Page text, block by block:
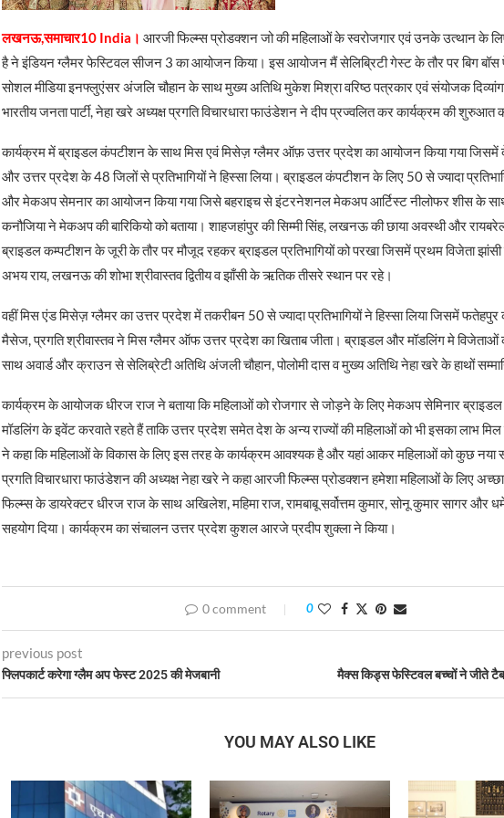
लखनऊ,समाचार10 India। आरजी फिल्म्स प्रोडक्शन जो की महिलाओं के स्वरोजगार एवं उनके उत्थान के
है ने इंडियन ग्लैमर फेस्टिवल सीजन 3 का आयोजन किया। इस आयोजन मैं सेलिब्रिटी गेस्ट के तौर पर बिग बॉस
सोशल मीडिया इनफ्लुएंसर अंजलि चौहान के साथ मुख्य अतिथि मुकेश मिश्रा वरिष्ठ पत्रकार एवं संयोजक
भारतीय जनता पार्टी, नेहा खरे अध्यक्ष प्रगति विचारधारा फाउंडेशन ने दीप प्रज्वलित कर कार्यक्रम की शुरुआत
कार्यक्रम में ब्राइडल कंपटीशन के साथ मिस एवं मिसेज़ ग्लैमर ऑफ़ उत्तर प्रदेश का आयोजन किया गया जिसमें
और उत्तर प्रदेश के 48 जिलों से प्रतिभागियों ने हिस्सा लिया। ब्राइडल कंपटीशन के लिए 50 से ज्यादा
और मेकअप सेमनार का आयोजन किया गया जिसे बहराइच से इंटरनेशनल मेकअप आर्टिस्ट नीलोफर शीस के
कनौजिया ने मेकअप की बारिकियो को बताया। शाहजहांपुर की सिम्मी सिंह, लखनऊ की छाया अवस्थी और
ब्राइडल कम्पटीशन के जूरी के तौर पर मौजूद रहकर ब्राइडल प्रतिभागियों को परखा जिसमें प्रथम विजेता
अभय राय, लखनऊ की शोभा श्रीवास्तव द्वितीय व झाँसी के ऋतिक तीसरे स्थान पर रहे।
वहीं मिस एंड मिसेज़ ग्लैमर का उत्तर प्रदेश में तकरीबन 50 से ज्यादा प्रतिभागियों ने हिस्सा लिया जिसमें फतेहपुर
मैसेज, प्रगति श्रीवास्तव ने मिस ग्लैमर ऑफ उत्तर प्रदेश का खिताब जीता। ब्राइडल और मॉडलिंग मे
साथ अवार्ड और क्राउन से सेलिब्रेटी अतिथि अंजली चौहान, पोलोमी दास व मुख्य अतिथि नेहा खरे के हाथों
कार्यक्रम के आयोजक धीरज राज ने बताया कि महिलाओं को रोजगार से जोड़ने के लिए मेकअप सेमिनार
मॉडलिंग के इवेंट करवाते रहते हैं ताकि उत्तर प्रदेश समेत देश के अन्य राज्यों की महिलाओं को भी इसका लाभ
ने कहा कि महिलाओं के विकास के लिए इस तरह के कार्यक्रम आवश्यक है और यहां आकर महिलाओं को कुछ नया
प्रगति विचारधारा फाउंडेशन की अध्यक्ष नेहा खरे ने कहा आरजी फिल्म्स प्रोडक्शन हमेशा महिलाओं के लिए
फिल्म्स के डायरेक्टर धीरज राज के साथ अखिलेश, महिमा राज, रामबाबू सर्वोत्तम कुमार, सोनू कुमार सागर और
सहयोग दिया। कार्यक्रम का संचालन उत्तर प्रदेश कुशल आरजे प्रदीप शुक्ला ने किया।
0 comment 0
previous post
फ्लिपकार्ट करेगा ग्लैम अप फेस्ट 2025 की मेजबानी मैक्स किड्स फेस्टिवल बच्चों ने जीते
YOU MAY ALSO LIKE